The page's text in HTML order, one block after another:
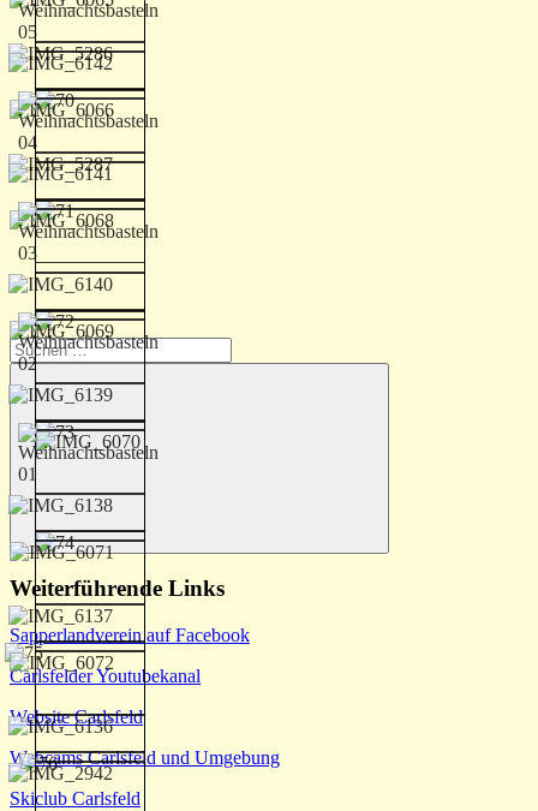
Suchen
nach:
Suchen
Weiterführende Links
Sapperlandverein auf Facebook
Carlsfelder Youtubekanal
Website Carlsfeld
Webcams Carlsfeld und Umgebung
Skiclub Carlsfeld